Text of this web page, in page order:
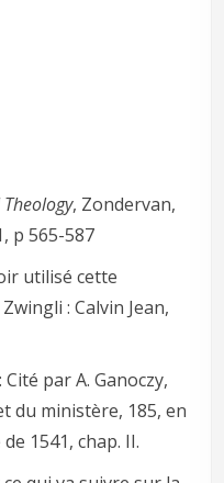
, Zondervan,
p 565-587
utilisé cette
: Calvin Jean,
Cité par A. Ganoczy,
du ministère, 185, en
1541, chap. II.